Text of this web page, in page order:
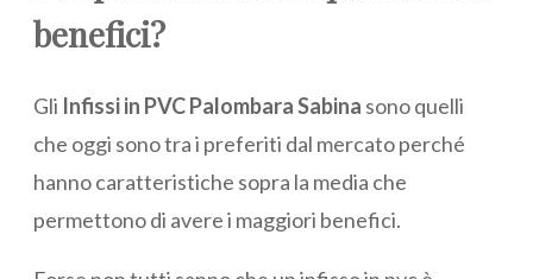
benefici?
Gli Infissi in PVC Palombara Sabina sono quelli
che oggi sono tra i preferiti dal mercato perché
hanno caratteristiche sopra la media che
permettono di avere i maggiori benefici.